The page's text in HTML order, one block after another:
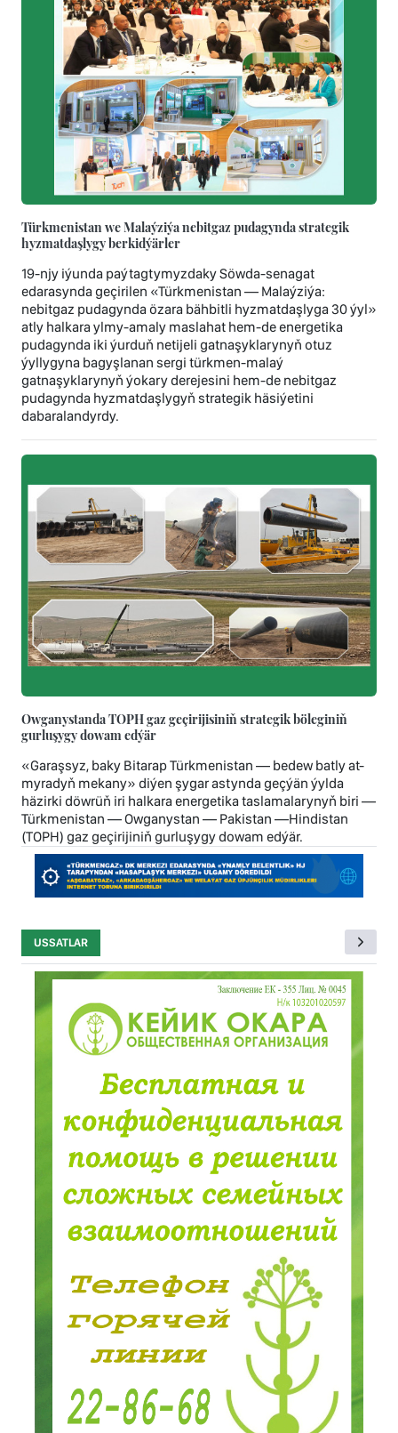
Türkmenistan we Malaýziýa nebitgaz pudagynda strategik
hyzmatdaşlygy berkidýärler
19-njy iýunda paýtagtymyzdaky Söwda-senagat
edarasynda geçirilen «Türkmenistan — Malaýziýa:
nebitgaz pudagynda özara bähbitli hyzmatdaşlyga 30 ýyl»
atly halkara ylmy-amaly maslahat hem-de energetika
pudagynda iki ýurduň netijeli gatnaşyklarynyň otuz
ýyllygyna bagyşlanan sergi türkmen-malaý
gatnaşyklarynyň ýokary derejesini hem-de nebitgaz
pudagynda hyzmatdaşlygyň strategik häsiýetini
dabaralandyrdy.
Owganystanda TOPH gaz geçirijisiniň strategik böleginiň
gurluşygy dowam edýär
«Garaşsyz, baky Bitarap Türkmenistan — bedew batly at-
myradyň mekany» diýen şygar astynda geçýän ýylda
häzirki döwrüň iri halkara energetika taslamalarynyň biri —
Türkmenistan — Owganystan — Pakistan —Hindistan
(TOPH) gaz geçirijiniň gurluşygy dowam edýär.
USSATLAR